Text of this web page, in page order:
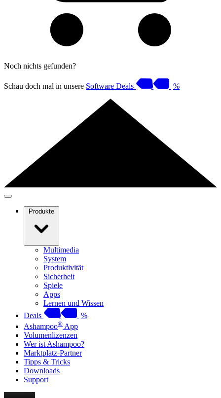
Noch nichts gefunden?
Schau doch mal in unsere Software Deals %
Produkte
Multimedia
System
Produktivität
Sicherheit
Spiele
Apps
Lernen und Wissen
Deals
%
Ashampoo® App
Volumenlizenzen
Wer ist Ashampoo?
Marktplatz-Partner
Tipps & Tricks
Downloads
Support